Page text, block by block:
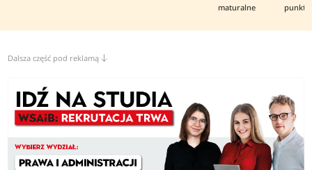
maturalne
Dalsza część pod reklamą